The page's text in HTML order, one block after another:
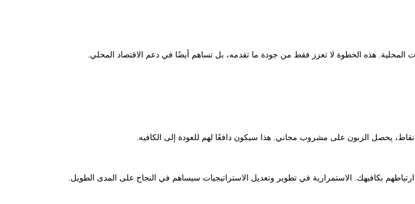
هذه الخطوة لا تعزز فقط من جودة ما تقدمه، بل تساهم أيضًا في دعم الاقتصاد المحلي.
بكافيهك. الاستمرارية في تطوير وتعديل الاستراتيجيات سيساهم في النجاح على المدى الطويل.